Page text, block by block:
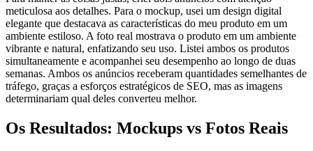
meticulosa aos detalhes. Para o mockup, usei um design digital
elegante que destacava as características do meu produto em um
ambiente estiloso. A foto real mostrava o produto em um ambiente
vibrante e natural, enfatizando seu uso. Listei ambos os produtos
simultaneamente e acompanhei seu desempenho ao longo de duas
semanas. Ambos os anúncios receberam quantidades semelhantes de
tráfego, graças a esforços estratégicos de SEO, mas as imagens
determinariam qual deles converteu melhor.
Os Resultados: Mockups vs Fotos Reais